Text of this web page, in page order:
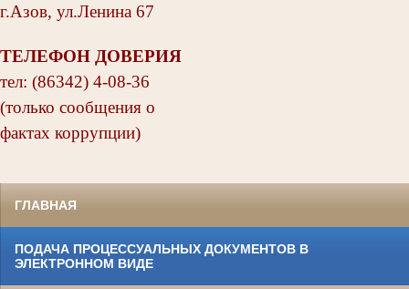
г.Азов, ул.Ленина 67
ТЕЛЕФОН ДОВЕРИЯ
тел: (86342) 4-08-36
(только сообщения о
фактах коррупции)
ГЛАВНАЯ
ПОДАЧА ПРОЦЕССУАЛЬНЫХ ДОКУМЕНТОВ В
ЭЛЕКТРОННОМ ВИДЕ